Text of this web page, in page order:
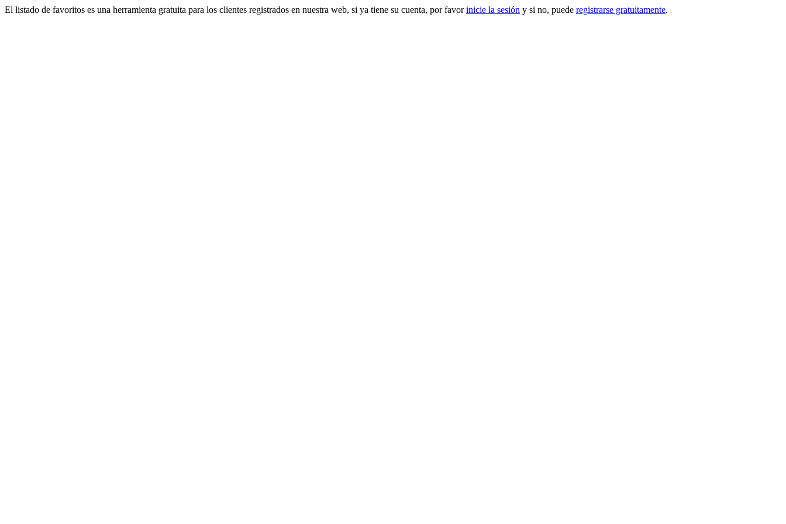
El listado de favoritos es una herramienta gratuita para los clientes registrados en nuestra web, si ya tiene su cuenta, por favorinicie la sesión y si no, puede registrarse gratuitamente.